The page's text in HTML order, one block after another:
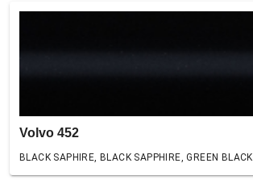
Volvo 452
BLACK SAPHIRE, BLACK SAPPHIRE, GREEN BLACK